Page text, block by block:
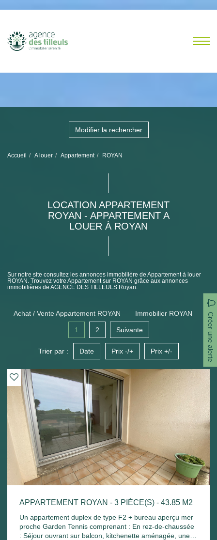
Modifier la rechercher
Accueil A louer Appartement ROYAN
LOCATION APPARTEMENT
ROYAN - APPARTEMENT A
LOUER À ROYAN
Sur notre site consultez les annonces immobilière de Appartement à louer
ROYAN. Trouvez votre Appartement sur ROYAN grâce aux annonces
immobilières de AGENCE DES TILLEULS Royan.
Achat / Vente Appartement ROYAN Immobilier ROYAN Créer une alerte
1 2 Suivante
Trier par : Date Prix -/+ Prix +/-
APPARTEMENT ROYAN - 3 PIÈCE(S) - 43.85 M2
Un appartement duplex de type F2 + bureau aperçu mer
proche Garden Tennis comprenant : En rez-de-chaussée
: Séjour ouvrant sur balcon, kitchenette aménagée, une